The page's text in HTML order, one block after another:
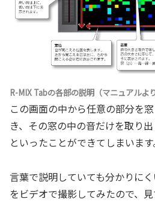
R-MIX Tabの各部の説明（マニュアルより
この画面の中から任意の部分を
き、その窓の中の音だけを取り
といったことができてしまいます
言葉で説明していても分かりに
をビデオで撮影してみたので、見